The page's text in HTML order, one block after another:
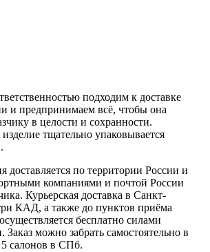
подходим к доставке
и предпринимаем всё, чтобы она
в целости и сохранности.
тщательно упаковывается
доставляется по территории России и
компаниями и почтой России
Курьерская доставка в Санкт-
КАД, а также до пунктов приёма
бесплатно силами
можно забрать самостоятельно в
салонов в СПб.